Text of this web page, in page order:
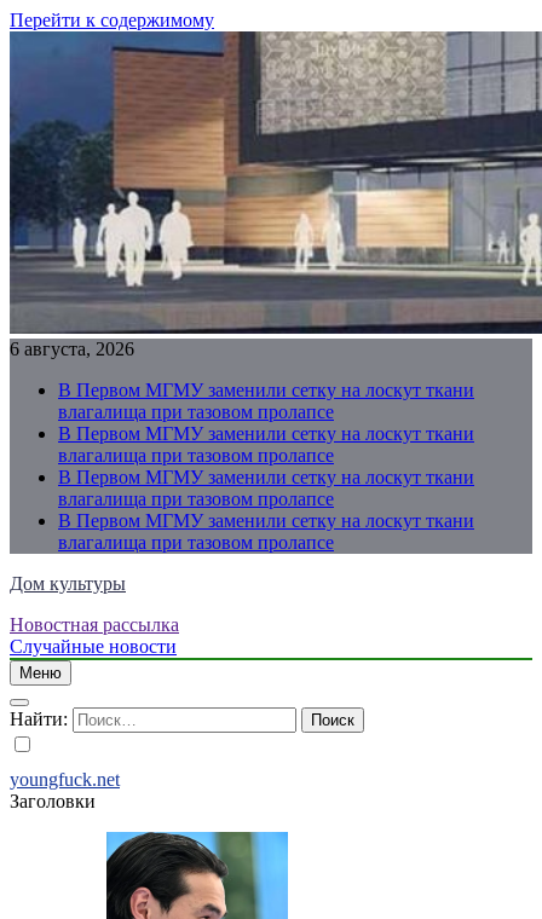
Перейти к содержимому
6 августа, 2026
В Первом МГМУ заменили сетку на лоскут ткани
влагалища при тазовом пролапсе
В Первом МГМУ заменили сетку на лоскут ткани
влагалища при тазовом пролапсе
В Первом МГМУ заменили сетку на лоскут ткани
влагалища при тазовом пролапсе
В Первом МГМУ заменили сетку на лоскут ткани
влагалища при тазовом пролапсе
Дом культуры
Just another WordPress site
Новостная рассылка
Случайные новости
Меню
Найти:
youngfuck.net
Заголовки